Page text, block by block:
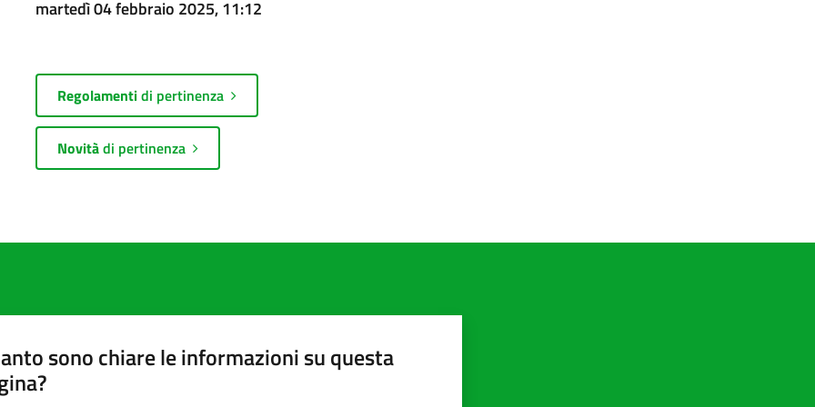
martedì 04 febbraio 2025, 11:12
Regolamentidi pertinenza
Novitàdi pertinenza
sono chiare le informazioni su questa